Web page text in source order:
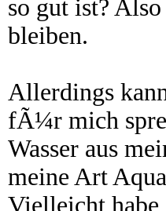
so gut ist?
bleiben.
Allerdings
fÃ¼r mich
Wasser aus
meine Art
Vielleicht habe